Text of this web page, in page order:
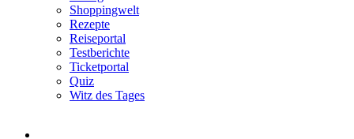
Shoppingwelt
Rezepte
Reiseportal
Testberichte
Ticketportal
Quiz
Witz des Tages